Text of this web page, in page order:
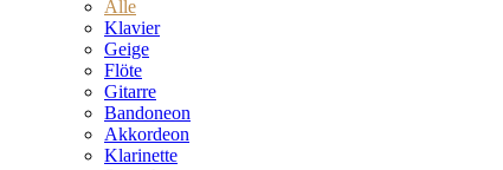
Alle
Klavier
Geige
Flöte
Gitarre
Bandoneon
Akkordeon
Klarinette